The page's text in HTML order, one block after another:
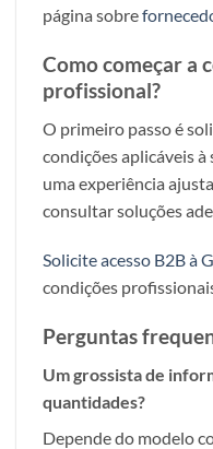
página sobre
Como começar a
profissional?
O primeiro passo é
condições aplicáveis
uma experiência
consultar soluções
Solicite acesso B2B à
condições
Perguntas
Um grossista de
quantidades?
Depende do modelo